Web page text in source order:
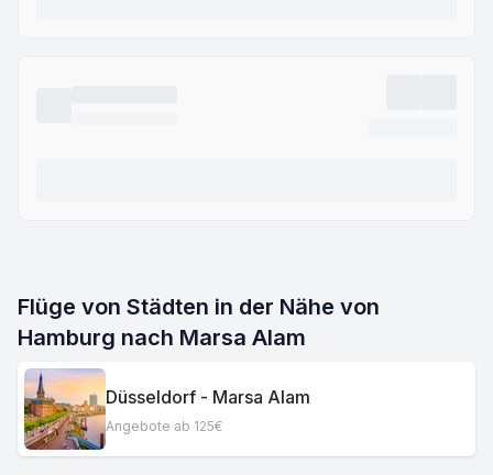
Flüge von Städten in der Nähe von
Hamburg nach Marsa Alam
Düsseldorf - Marsa Alam
Angebote ab 125€